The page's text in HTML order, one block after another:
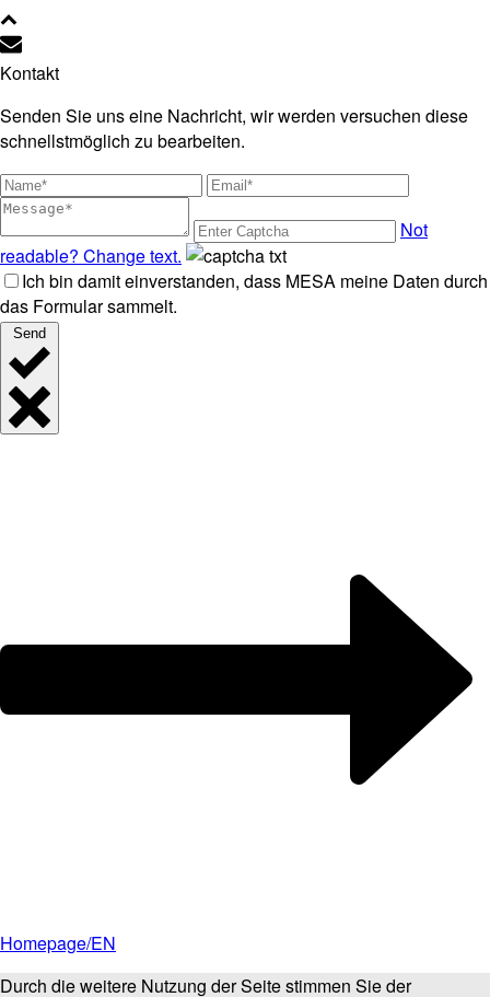
Kontakt
Senden Sie uns eine Nachricht, wir werden versuchen diese
schnellstmöglich zu bearbeiten.
Not
readable? Change text.
Ich bin damit einverstanden, dass MESA meine Daten durch
das Formular sammelt.
Send
Homepage/EN
Durch die weitere Nutzung der Seite stimmen Sie der